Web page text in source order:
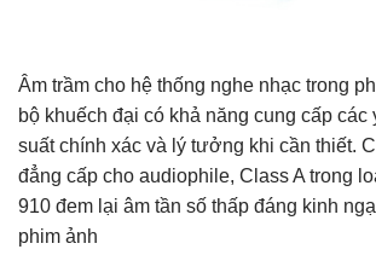
Âm trầm cho hệ thống nghe nhạc trong
bộ khuếch đại có khả năng cung cấp các
suất chính xác và lý tưởng khi cần thiết.
đẳng cấp cho audiophile, Class A trong
910 đem lại âm tần số thấp đáng kinh
phim ảnh